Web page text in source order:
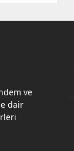
bir
büyük
ve
dair